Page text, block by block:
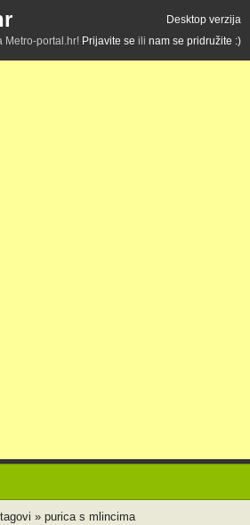
Desktop verzija
Metro-portal.hr! Prijavite se ili nam se pridružite :)
» purica s mlincima